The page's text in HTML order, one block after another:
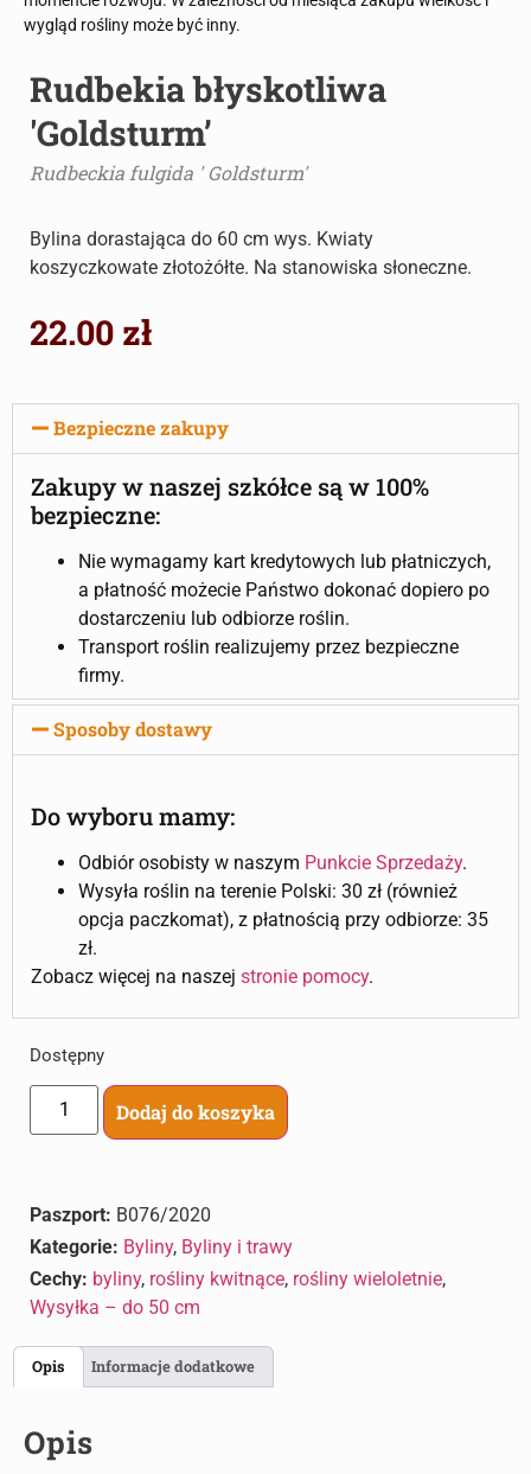
wygląd rośliny może być inny.
Rudbekia błyskotliwa
'Goldsturm’
Rudbeckia fulgida ' Goldsturm'
Bylina dorastająca do 60 cm wys. Kwiaty
koszyczkowate złotożółte. Na stanowiska słoneczne.
22.00 zł
Bezpieczne zakupy
Zakupy w naszej szkółce są w 100%
bezpieczne:
Nie wymagamy kart kredytowych lub płatniczych,
a płatność możecie Państwo dokonać dopiero po
dostarczeniu lub odbiorze roślin.
Transport roślin realizujemy przez bezpieczne
firmy.
Sposoby dostawy
Do wyboru mamy:
Odbiór osobisty w naszym Punkcie Sprzedaży.
Wysyła roślin na terenie Polski: 30 zł (również
opcja paczkomat), z płatnością przy odbiorze: 35
zł.
Zobacz więcej na naszej stronie pomocy.
Dostępny
Dodaj do koszyka
Paszport: B076/2020
Kategorie: Byliny, Byliny i trawy
Cechy: byliny, rośliny kwitnące, rośliny wieloletnie,
Wysyłka – do 50 cm
Opis Informacje dodatkowe
Opis